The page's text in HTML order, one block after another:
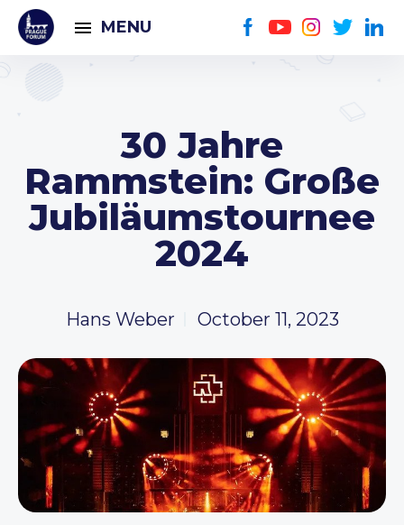
MENU
30 Jahre
Rammstein: Große
Jubiläumstournee
2024
Hans Weber October 11, 2023